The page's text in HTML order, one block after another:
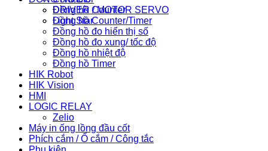
DRIVER / MOTOR SERVO
Light Star
Đồng hồ Counter
Đồng hồ Counter/Timer
Đồng hồ đo hiển thị số
Đồng hồ đo xung/ tốc độ
Đồng hồ nhiệt độ
Đồng hồ Timer
HIK Robot
HIK Vision
HMI
LOGIC RELAY
Zelio
Máy in ống lồng đầu cốt
Phích cắm / Ổ cắm / Công tắc